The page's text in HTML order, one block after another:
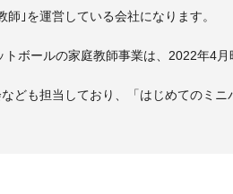
師｣を運営している会社になります。
ボールの家庭教師事業は、2022年4
ども担当しており、「はじめてのミニ
書籍・DVDも監修しています。